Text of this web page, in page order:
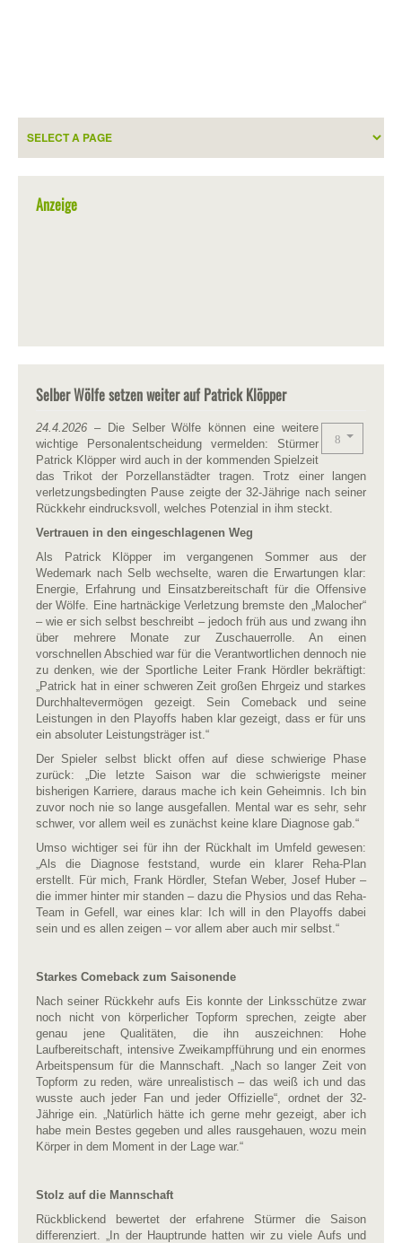
Anzeige
Selber Wölfe setzen weiter auf Patrick Klöpper
24.4.2026 – Die Selber Wölfe können eine weitere
wichtige Personalentscheidung vermelden: Stürmer
Patrick Klöpper wird auch in der kommenden Spielzeit
das Trikot der Porzellanstädter tragen. Trotz einer langen
verletzungsbedingten Pause zeigte der 32-Jährige nach seiner
Rückkehr eindrucksvoll, welches Potenzial in ihm steckt.
Vertrauen in den eingeschlagenen Weg
Als Patrick Klöpper im vergangenen Sommer aus der
Wedemark nach Selb wechselte, waren die Erwartungen klar:
Energie, Erfahrung und Einsatzbereitschaft für die Offensive
der Wölfe. Eine hartnäckige Verletzung bremste den „Malocher“
– wie er sich selbst beschreibt – jedoch früh aus und zwang ihn
über mehrere Monate zur Zuschauerrolle. An einen
vorschnellen Abschied war für die Verantwortlichen dennoch nie
zu denken, wie der Sportliche Leiter Frank Hördler bekräftigt:
„Patrick hat in einer schweren Zeit großen Ehrgeiz und starkes
Durchhaltevermögen gezeigt. Sein Comeback und seine
Leistungen in den Playoffs haben klar gezeigt, dass er für uns
ein absoluter Leistungsträger ist.“
Der Spieler selbst blickt offen auf diese schwierige Phase
zurück: „Die letzte Saison war die schwierigste meiner
bisherigen Karriere, daraus mache ich kein Geheimnis. Ich bin
zuvor noch nie so lange ausgefallen. Mental war es sehr, sehr
schwer, vor allem weil es zunächst keine klare Diagnose gab.“
Umso wichtiger sei für ihn der Rückhalt im Umfeld gewesen:
„Als die Diagnose feststand, wurde ein klarer Reha-Plan
erstellt. Für mich, Frank Hördler, Stefan Weber, Josef Huber –
die immer hinter mir standen – dazu die Physios und das Reha-
Team in Gefell, war eines klar: Ich will in den Playoffs dabei
sein und es allen zeigen – vor allem aber auch mir selbst.“
Starkes Comeback zum Saisonende
Nach seiner Rückkehr aufs Eis konnte der Linksschütze zwar
noch nicht von körperlicher Topform sprechen, zeigte aber
genau jene Qualitäten, die ihn auszeichnen: Hohe
Laufbereitschaft, intensive Zweikampfführung und ein enormes
Arbeitspensum für die Mannschaft. „Nach so langer Zeit von
Topform zu reden, wäre unrealistisch – das weiß ich und das
wusste auch jeder Fan und jeder Offizielle“, ordnet der 32-
Jährige ein. „Natürlich hätte ich gerne mehr gezeigt, aber ich
habe mein Bestes gegeben und alles rausgehauen, wozu mein
Körper in dem Moment in der Lage war.“
Stolz auf die Mannschaft
Rückblickend bewertet der erfahrene Stürmer die Saison
differenziert. „In der Hauptrunde hatten wir zu viele Aufs und